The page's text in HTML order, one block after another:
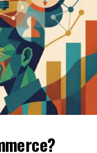
con
del
tan